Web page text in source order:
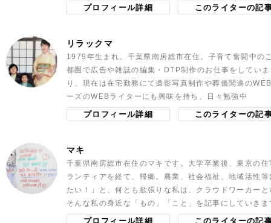
プロフィール詳細 このライターの記
リラックマ
1979年生まれ。千葉県南房総市在住。子育て奮闘中の
都圏で広告や雑誌の編集・DTP制作のお仕事をしてい
り、現在は在宅勤務にて遺影写真制作や葬儀関連の
ーズのWEBライターにも興味を持ち、日々勉強中
プロフィール詳細 このライターの記
マキ
千葉県南房総市在住のマキです。大学卒業後、東京の
ランティアを経て、帰郷。農業、社会福祉、地域活性
たい！」と、何とも欲張りな私は、クラウドワーカー
そんな私の身近な「もの」「こと」を記事にしていきま
プロフィール詳細 このライターの記